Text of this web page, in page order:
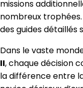
missions
nombreux
des guides détaillés
Dans le vaste
II, chaque décision
la différence entre